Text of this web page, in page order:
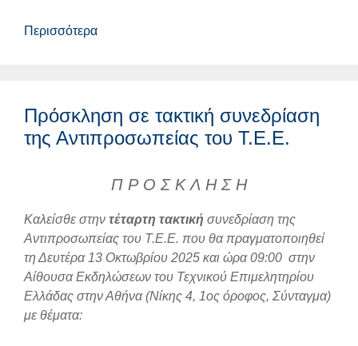
Περισσότερα
Πρόσκληση σε τακτική συνεδρίαση
της Αντιπροσωπείας του Τ.Ε.Ε.
Π Ρ Ο Σ Κ Λ Η Σ Η
Καλείσθε στην τέταρτη τακτική συνεδρίαση της
Αντιπροσωπείας του Τ.Ε.Ε. που θα πραγματοποιηθεί
τη Δευτέρα 13 Οκτωβρίου 2025 και ώρα 09:00 στην
Αίθουσα Εκδηλώσεων του Τεχνικού Επιμελητηρίου
Ελλάδας στην Αθήνα (Νίκης 4, 1ος όροφος, Σύνταγμα)
με θέματα: